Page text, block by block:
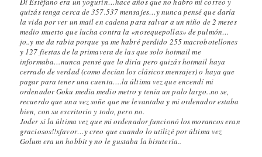
quizás tenga cerca de 357.537 mensajes…y nunca pensé que daría
la vida por ver un mail en cadena para salvar a un niño de 2 meses
medio muerto que lucha contra la «nosequepollas» de pulmón…
jo..y me da rabia porque ya me habré perdido 255 macrobotellones
y 127 fiestas de la primavera de las que solo hotmail me
informaba…nunca pensé que lo diría pero quizás hotmail haya
cerrado de verdad (como decían los clásicos mensajes) o haya que
pagar para tener una cuenta….la última vez que encendí mi
ordenador Goku media medio metro y tenía un palo largo..no se,
recuerdo que una vez soñe que me levantaba y mi ordenador estaba
bien, con su escritorio y todo, pero no.
Joder si la última vez que mi ordenador funcionó los morancos eran
graciosos!!xfavor…y creo que cuando lo utilizé por última vez
Golum era un hobbit y no le gustaba la bisutería..